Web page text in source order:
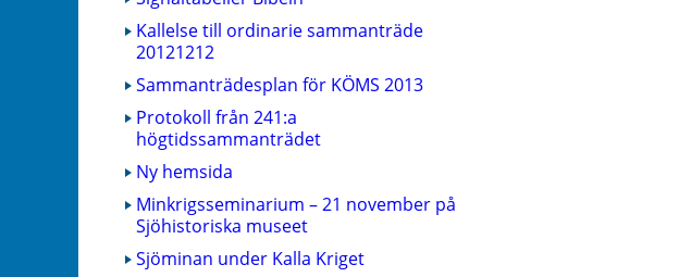
Kallelse till ordinarie sammanträde
20121212
Sammanträdesplan för KÖMS 2013
Protokoll från 241:a
högtidssammanträdet
Ny hemsida
Minkrigsseminarium – 21 november på
Sjöhistoriska museet
Sjöminan under Kalla Kriget